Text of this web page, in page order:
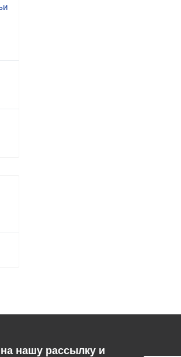
нашу рассылку и